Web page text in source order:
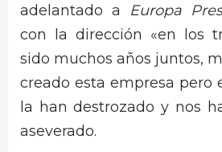
adelantado a
Europa
con la dirección «en los
sido muchos años juntos,
creado esta empresa pero
la han destrozado y nos
aseverado.